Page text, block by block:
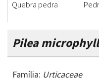
Quebra pedra
Pilea
Família: Urticaceae